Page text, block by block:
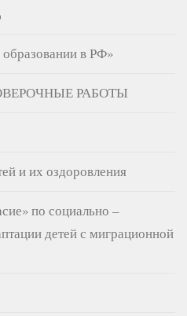
в РФ»
РАБОТЫ
и их оздоровления
по социально –
детей с миграционной